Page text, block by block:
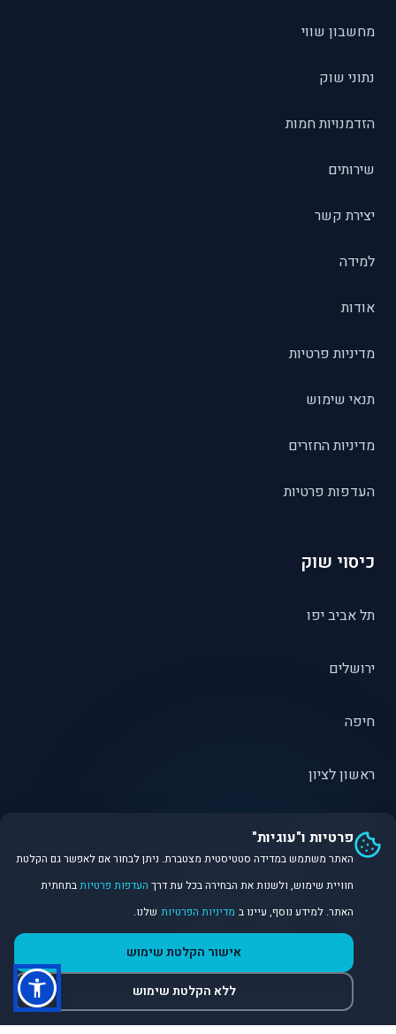
מחשבון שווי
נתוני שוק
הזדמנויות חמות
שירותים
יצירת קשר
למידה
אודות
מדיניות פרטיות
תנאי שימוש
מדיניות החזרים
העדפות פרטיות
כיסוי שוק
תל אביב יפו
ירושלים
חיפה
ראשון לציון
פתח תקווה
©
פלטפורמת נתונים ובינה מלאכותית לניתוח שוק הנדל״ן.
פרטיות ו"עוגיות"
האתר משתמש במדידה סטטיסטית מצטברת. ניתן לבחור אם לאפשר גם הקלטת
חוויית שימוש, ולשנות את הבחירה בכל עת דרך העדפות פרטיותבתחתית
האתר. למידע נוסף, עיינו ב מדיניות הפרטיות שלנו.
אישור הקלטת שימוש
ללא הקלטת שימוש